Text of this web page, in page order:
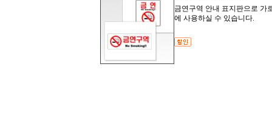
금연구역 안내 표지판으로 가
에 사용하실 수 있습니다.